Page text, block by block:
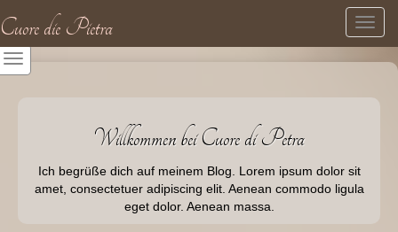
Cuore die Pietra
Willkommen bei Cuore di Petra
Ich begrüße dich auf meinem Blog. Lorem ipsum dolor sit
amet, consectetuer adipiscing elit. Aenean commodo ligula
eget dolor. Aenean massa.